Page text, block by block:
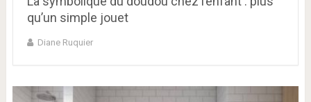
qu’un simple jouet
Diane Ruquier